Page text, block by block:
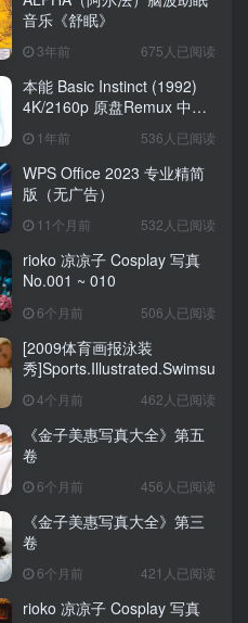
《金子美惠写真大全》第四卷 《金子美惠写真大全》第二卷
音乐《舒眠》
3年前 675人已阅读
本能 Basic Instinct (1992)
4K/2160p 原盘Remux 中文
字幕1年前 536人已阅读
WPS Office 2023 专业精简
版（无广告）
11个月前 532人已阅读
rioko 凉凉子 Cosplay 写真
No.001 ~ 010
6个月前 506人已阅读
[2009体育画报泳装
秀
4个月前 462人已阅读
《金子美惠写真大全》第五
卷
6个月前 456人已阅读
《金子美惠写真大全》第三
卷
6个月前 421人已阅读
rioko 凉凉子 Cosplay 写真